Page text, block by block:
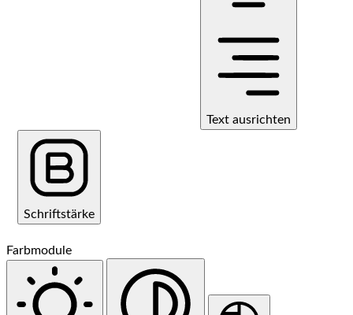
Text ausrichten
Schriftstärke
Farbmodule